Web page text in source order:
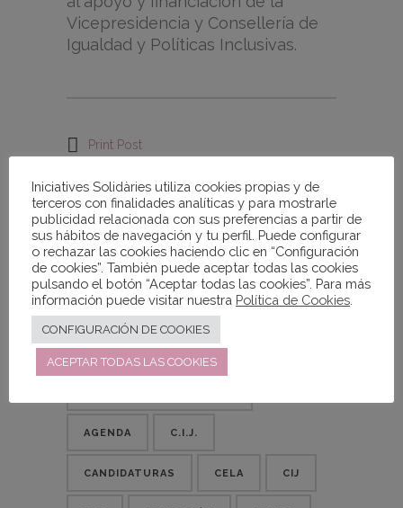
Vicepresidencia y Consellería de
Igualdad y Políticas Inclusivas.
Print Post
ENTRADAS
Entradas
TAGS
ACCIONES FORMATIVAS
AGENDA C.I.J.
CANDIDATURAS CELA CIJ
Iniciatives Solidàries utiliza cookies propias y de
terceros con finalidades analíticas y para mostrarle
publicidad relacionada con sus preferencias a partir de
sus hábitos de navegación y tu perfil. Puede configurar
o rechazar las cookies haciendo clic en “Configuración
de cookies”. También puede aceptar todas las cookies
pulsando el botón “Aceptar todas las cookies”. Para más
información puede visitar nuestra Política de Cookies
CONFIGURACIÓN DE COOKIES
ACEPTAR TODAS LAS COOKIES